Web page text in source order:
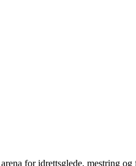
for idrettsglede, mestring og